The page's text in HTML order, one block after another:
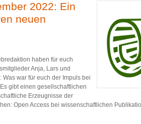
2022: Ein
neuen
haben für euch
Anja, Lars und
Was war für euch der Impuls bei
gibt einen gesellschaftlichen
Erzeugnisse der
Open Access bei wissenschaftlichen